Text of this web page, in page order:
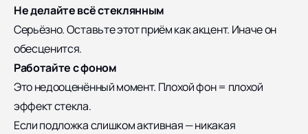
Не делайте всё стеклянным
Серьёзно. Оставьте этот приём как акцент. Иначе он
обесценится.
Работайте с фоном
Это недооценённый момент. Плохой фон = плохой
эффект стекла.
Если подложка слишком активная — никакая